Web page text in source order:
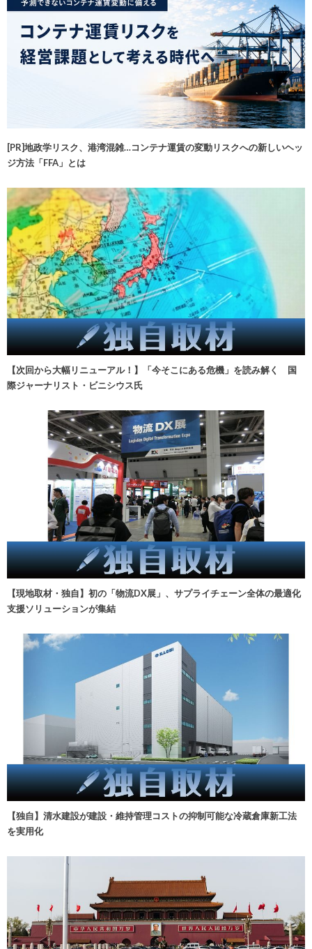
[PR]地政学リスク、港湾混雑…コンテナ運賃の変動リスクへの新しいヘッ
ジ方法「FFA」とは
【次回から大幅リニューアル！】「今そこにある危機」を読み解く 国
際ジャーナリスト・ビニシウス氏
【現地取材・独自】初の「物流DX展」、サプライチェーン全体の最適化
支援ソリューションが集結
【独自】清水建設が建設・維持管理コストの抑制可能な冷蔵倉庫新工法
を実用化